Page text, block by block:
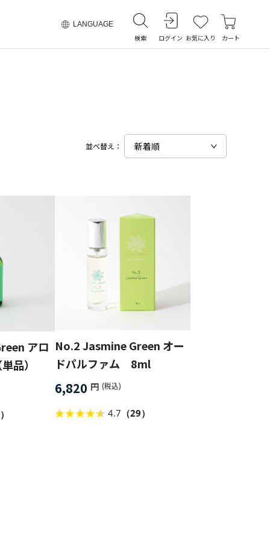
LANGUAGE
検索 ログイン お気に入り カート
並べ替え：
アロ
品）
No.2 Jasmine Green オー
ドパルファム 8ml
6,820 円 (税込)
4.7 （29）